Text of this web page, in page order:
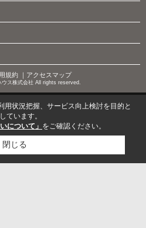
規約｜ アクセスマップ
ス株式会社 All rights reserved.
用状況把握、サービス向上検討を目的と
ています。
について」 をご確認ください。
閉じる